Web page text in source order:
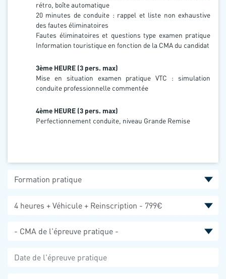
rétro, boîte automatique
20 minutes de conduite : rappel et liste non exhaustive
des fautes éliminatoires
Fautes éliminatoires et questions type examen pratique
Information touristique en fonction de la CMA du candidat
3ème HEURE (3 pers. max)
Mise en situation examen pratique VTC : simulation
conduite professionnelle commentée
4ème HEURE (3 pers. max)
Perfectionnement conduite, niveau Grande Remise